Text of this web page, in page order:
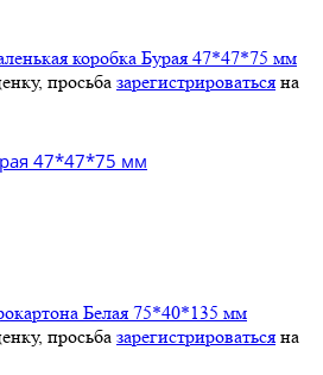
просьба зарегистрироваться на
47*47*75 мм
просьба зарегистрироваться на